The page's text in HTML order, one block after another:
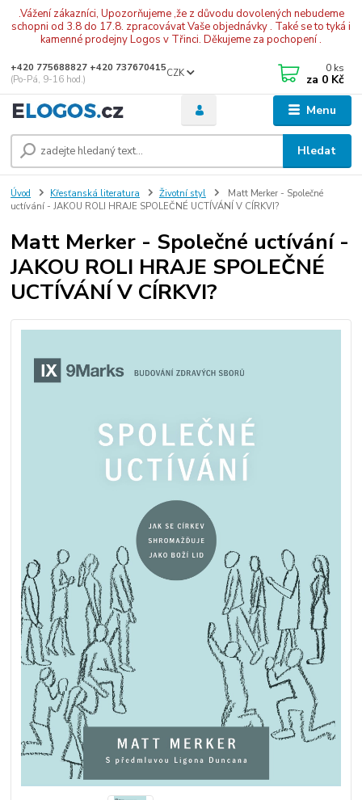
.Vážení zákazníci, Upozorňujeme ,že z důvodu dovolených nebudeme
schopni od 3.8 do 17.8. zpracovávat Vaše objednávky . Také se to tyká i
kamenné prodejny Logos v Třinci. Děkujeme za pochopení .
Menu
CZK
Hledat
+420 775688827 +420 737670415
(Po-Pá, 9-16 hod.)
0 ks
za 0 Kč
Úvod Křesťanská literatura Životní styl
Matt Merker - Společné
uctívání - JAKOU ROLI HRAJE SPOLEČNÉ UCTÍVÁNÍ V CÍRKVI?
Matt Merker - Společné uctívání -
JAKOU ROLI HRAJE SPOLEČNÉ
UCTÍVÁNÍ V CÍRKVI?